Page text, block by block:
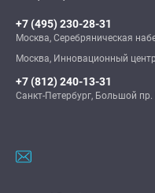
+7 (495) 230-28-31
Москва, Серебряническая
Москва, Инновационный
+7 (812) 240-13-31
Санкт-Петербург, Большой